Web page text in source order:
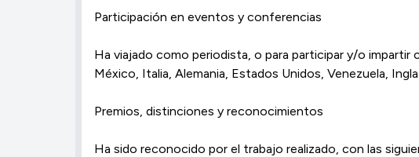
Participación en eventos y conferencias
Ha viajado como periodista, o para participar y/o
México, Italia, Alemania, Estados Unidos, Venezuela,
Premios, distinciones y reconocimientos
Ha sido reconocido por el trabajo realizado, con las